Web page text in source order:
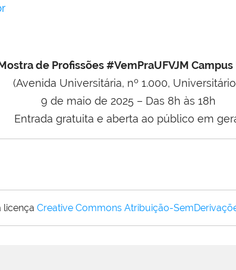
de Profissões #VemPraUFVJM Campus
(Avenida Universitária, nº 1.000,
9 de maio de 2025 – Das 8h às 18h
Entrada gratuita e aberta ao público em
licença Creative Commons Atribuição-